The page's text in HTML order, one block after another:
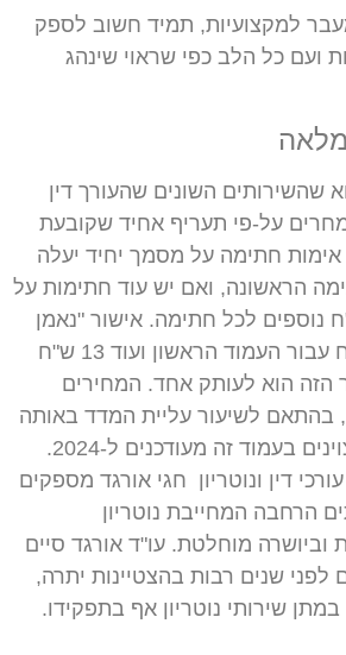
למקצועיות, תמיד חשוב לספק
ועם כל הלב כפי שראוי שינהג
שהשירותים השונים שהעורך דין
על-פי תעריף אחיד שקובעת
חתימה על מסמך יחיד יעלה
הראשונה, ואם יש עוד חתימות על
מסמך – 73 ש"ח נוספים לכל חתימה. אישור "נאמן
למקור" עולה 73 ש"ח עבור העמוד הראשון ועוד 13 ש"ח
הזה הוא לעותק אחד. המחירים
לשיעור עליית המדד באותה
שנה, והסכומים המצוינים בעמוד זה מעודכנים ל-2024.
דין ונוטריון חגי אורגד מספקים
הרחבה המחייבת נוטריון
וביושרה מוחלטת. עו"ד אורגד סיים
שנים רבות בהצטיינות יתרה,
שירותי נוטריון אף בתפקידו.